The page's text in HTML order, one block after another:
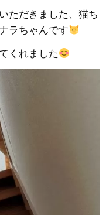
ただきました、猫ち
ラちゃんです
くれました